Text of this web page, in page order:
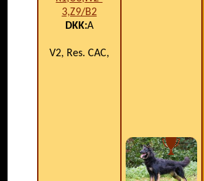
3,Z9/B2
DKK:A
V2, Res. CAC,